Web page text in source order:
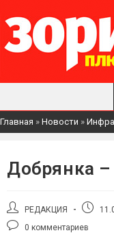
Главная » Новости »
Добрянка
Автор
записи:
РЕДАКЦИЯ
Запись
Комментарии
0 комментариев